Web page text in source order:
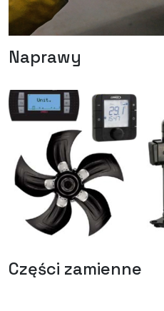
Naprawy
Części zamienne